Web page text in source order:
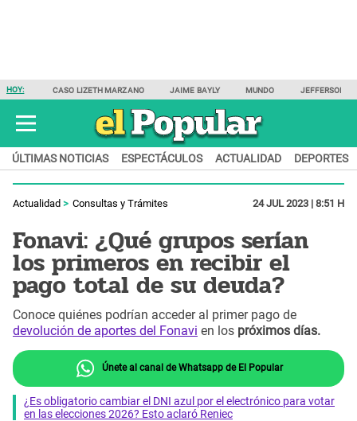
HOY: CASO LIZETH MARZANO JAIME BAYLY MUNDO JEFFERSON
ÚLTIMAS NOTICIAS ESPECTÁCULOS ACTUALIDAD DEPORTES
Actualidad Consultas y Trámites 24 JUL 2023 | 8:51 H
Fonavi: ¿Qué grupos serían
los primeros en recibir el
pago total de su deuda?
Conoce quiénes podrían acceder al primer pago de
devolución de aportes del Fonavi en los próximos días.
Únete al canal de Whatsapp de El Popular
¿Es obligatorio cambiar el DNI azul por el electrónico para votar
en las elecciones 2026? Esto aclaró Reniec